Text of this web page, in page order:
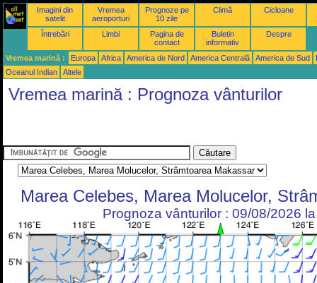
Imagini din
satelit
Vremea
aeroporturi
Prognoze pe
10 zile
Climă Cicloane
Întrebări Limbi
Pagina de
contact
Buletin
informativ
Despre
Vremea marină : Europa Africa America de Nord America Centrală America de Sud
Oceanul Indian
Altele
Vremea marină : Prognoza vânturilor
Marea Celebes, Marea Molucelor,
Prognoza vânturilor : 09/08/2026